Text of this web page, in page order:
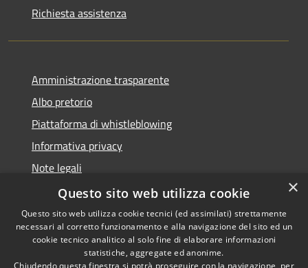
Richiesta assistenza
Amministrazione trasparente
Albo pretorio
Piattaforma di whistleblowing
Informativa privacy
Note legali
Dichiarazione di accessibilità
RSS
© 2022 • Comune di Santa
×
Questo sito web utilizza cookie
Questo sito web utilizza cookie tecnici (ed assimilati) strettamente
necessari al corretto funzionamento e alla navigazione del sito ed un
cookie tecnico analitico al solo fine di elaborare informazioni
statistiche, aggregate ed anonime.
Chiudendo questa finestra si potrà proseguire con la navigazione, per